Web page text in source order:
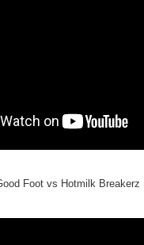
Foot vs Hotmilk Breakerz